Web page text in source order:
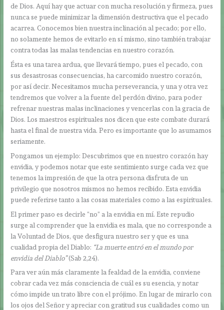
de Dios. Aquí hay que actuar con mucha resolución y firmeza, pues
nunca se puede minimizar la dimensión destructiva que el pecado
acarrea. Conocemos bien nuestra inclinación al pecado; por ello,
no solamente hemos de evitarlo en sí mismo, sino también trabajar
contra todas las malas tendencias en nuestro corazón.
Ésta es una tarea ardua, que llevará tiempo, pues el pecado, con
sus desastrosas consecuencias, ha carcomido nuestro corazón,
por así decir. Necesitamos mucha perseverancia, y una y otra vez
tendremos que volver a la fuente del perdón divino, para poder
refrenar nuestras malas inclinaciones y vencerlas con la gracia de
Dios. Los maestros espirituales nos dicen que este combate durará
hasta el final de nuestra vida. Pero es importante que lo asumamos
seriamente.
Pongamos un ejemplo: Descubrimos que en nuestro corazón hay
envidia, y podemos notar que este sentimiento surge cada vez que
tenemos la impresión de que la otra persona disfruta de un
privilegio que nosotros mismos no hemos recibido. Esta envidia
puede referirse tanto a las cosas materiales como a las espirituales.
El primer paso es decirle “no” a la envidia en mí. Este repudio
surge al comprender que la envidia es mala, que no corresponde a
la Voluntad de Dios, que desfigura nuestro ser y que es una
cualidad propia del Diablo: “La muerte entró en el mundo por
envidia del Diablo”(Sab 2,24).
Para ver aún más claramente la fealdad de la envidia, conviene
cobrar cada vez más consciencia de cuál es su esencia, y notar
cómo impide un trato libre con el prójimo. En lugar de mirarlo con
los ojos del Señor y apreciar con gratitud sus cualidades como un